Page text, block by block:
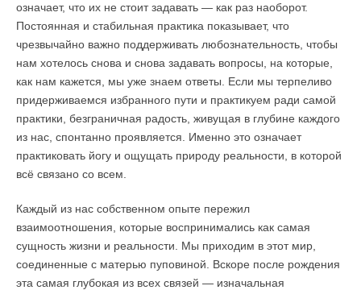
означает, что их не стоит задавать — как раз наоборот.
Постоянная и стабильная практика показывает, что
чрезвычайно важно поддерживать любознательность, чтобы
нам хотелось снова и снова задавать вопросы, на которые,
как нам кажется, мы уже знаем ответы. Если мы терпеливо
придерживаемся избранного пути и практикуем ради самой
практики, безграничная радость, живущая в глубине каждого
из нас, спонтанно проявляется. Именно это означает
практиковать йогу и ощущать природу реальности, в которой
всё связано со всем.
Каждый из нас собственном опыте пережил
взаимоотношения, которые воспринимались как самая
сущность жизни и реальности. Мы приходим в этот мир,
соединенные с матерью пуповиной. Вскоре после рождения
эта самая глубокая из всех связей — изначальная